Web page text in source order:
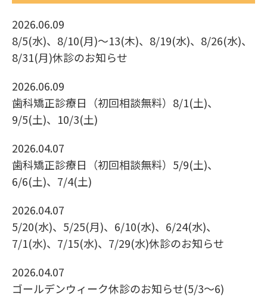
2026.06.09
8/5(水)、8/10(月)〜13(木)、8/19(水)、8/26(水)、
8/31(月)休診のお知らせ
2026.06.09
歯科矯正診療日（初回相談無料）8/1(土)、
9/5(土)、10/3(土)
2026.04.07
歯科矯正診療日（初回相談無料）5/9(土)、
6/6(土)、7/4(土)
2026.04.07
5/20(水)、5/25(月)、6/10(水)、6/24(水)、
7/1(水)、7/15(水)、7/29(水)休診のお知らせ
2026.04.07
ゴールデンウィーク休診のお知らせ(5/3〜6)